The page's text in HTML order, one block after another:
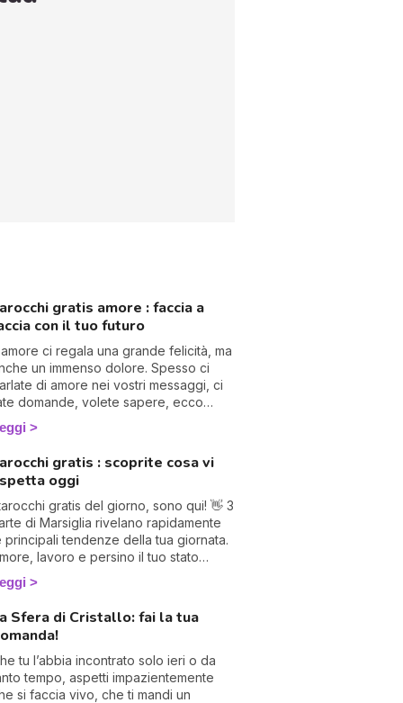
gratis amore : faccia a
con il tuo futuro
ci regala una grande felicità, ma
un immenso dolore. Spesso ci
di amore nei vostri messaggi, ci
domande, volete sapere, ecco
abbiamo deciso di creare
speciale pagina di
dell'amore, compatibilità,
troverai tutto qui, buon
💖
gratis : scoprite cosa vi
oggi
gratis del giorno, sono qui! 👋 3
di Marsiglia rivelano rapidamente
principali tendenze della tua giornata.
lavoro e persino il tuo stato
saprai tutto. Concentrati e gira 3
per scoprire cosa ti riserva la
Sfera di Cristallo: fai la tua
tu l’abbia incontrato solo ieri o da
tempo, aspetti impazientemente
si faccia vivo, che ti mandi un